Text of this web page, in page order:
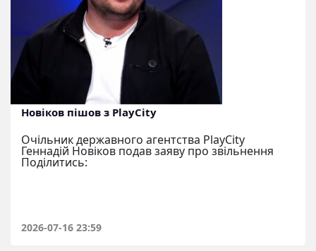
Новіков пішов з PlayCity
Очільник державного агентства PlayCity
Геннадій Новіков подав заяву про звільнення
Поділитись:
2026-07-16 23:59